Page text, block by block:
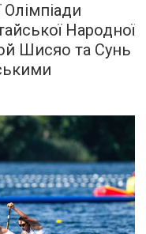
Народної
Шисяо та Сунь